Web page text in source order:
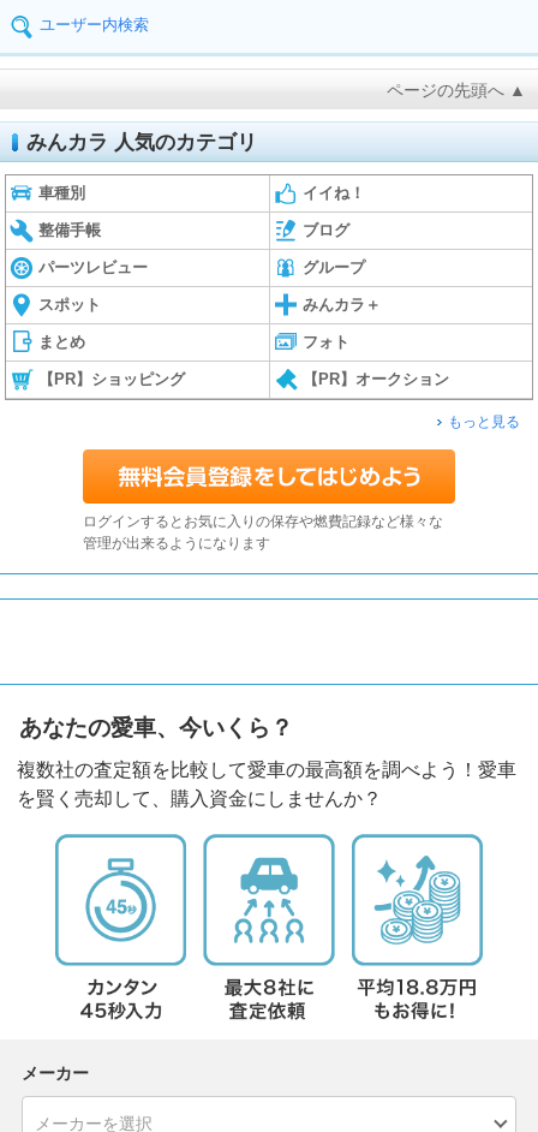
ユーザー内検索
ページの先頭へ ▲
みんカラ 人気のカテゴリ
車種別 イイね！
整備手帳 ブログ
パーツレビュー グループ
スポット みんカラ＋
まとめ フォト
【PR】ショッピング 【PR】オークション
もっと見る
ログインするとお気に入りの保存や燃費記録など様々な
管理が出来るようになります
あなたの愛車、今いくら？
複数社の査定額を比較して愛車の最高額を調べよう！愛車
を賢く売却して、購入資金にしませんか？
メーカー